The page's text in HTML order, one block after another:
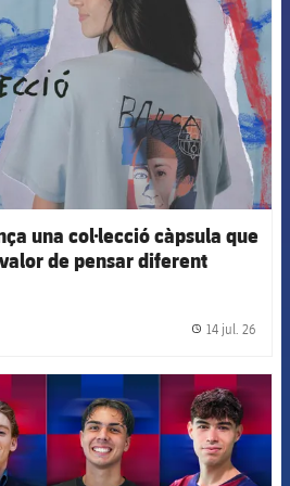
una col·lecció càpsula que
de pensar diferent
14 jul. 26